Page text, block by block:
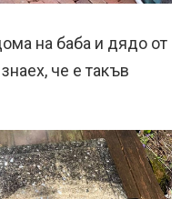
на баба и дядо от
че е такъв